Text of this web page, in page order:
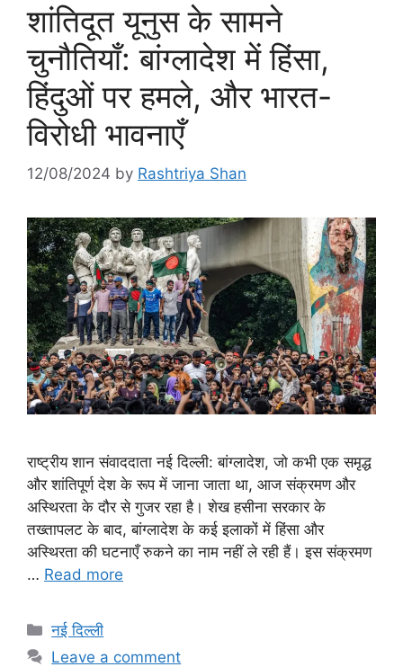
शांतिदूत यूनुस के सामने
चुनौतियाँ: बांग्लादेश में हिंसा,
हिंदुओं पर हमले, और भारत-
विरोधी भावनाएँ
12/08/2024 by Rashtriya Shan
राष्ट्रीय शान संवाददाता नई दिल्ली: बांग्लादेश, जो कभी एक समृद्ध
और शांतिपूर्ण देश के रूप में जाना जाता था, आज संक्रमण और
अस्थिरता के दौर से गुजर रहा है। शेख हसीना सरकार के
तख्तापलट के बाद, बांग्लादेश के कई इलाकों में हिंसा और
अस्थिरता की घटनाएँ रुकने का नाम नहीं ले रही हैं। इस संक्रमण
… Read more
Categories
नई दिल्ली
Leave a comment